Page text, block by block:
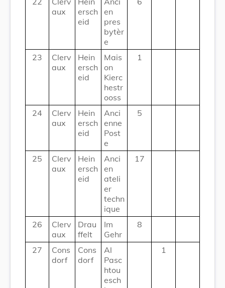
aux
ersch
eid
en
pres
bytèr
e
23
Clerv
aux
Hein
ersch
eid
Mais
on
Kierc
hestr
ooss
1
24
Clerv
aux
Hein
ersch
eid
Anci
enne
Post
e
5
25
Clerv
aux
Hein
ersch
eid
Anci
en
ateli
er
techn
ique
17
26
Clerv
aux
Drau
ffelt
Im
Gehr
8
27
Cons
dorf
Cons
dorf
Al
Pasc
htou
esch
1